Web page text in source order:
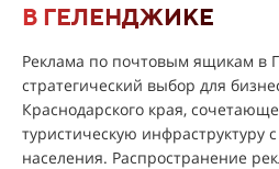
В ГЕЛЕНДЖИКЕ
Реклама по почтовым ящикам в
стратегический выбор для
Краснодарского края,
туристическую инфраструктуру
населения. Распространение